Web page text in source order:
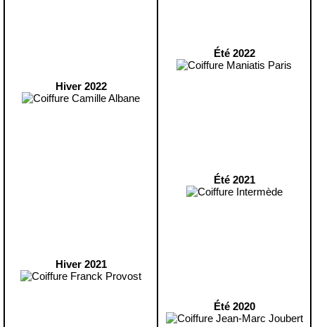
Hiver 2022
Hiver 2021
Été 2022
Été 2021
Été 2020